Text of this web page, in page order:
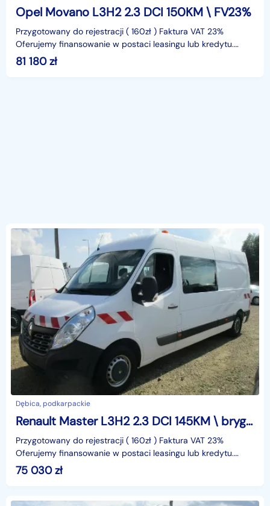
Opel Movano L3H2 2.3 DCI 150KM \ FV23%
Przygotowany do rejestracji ( 160zł ) Faktura VAT 23%
Oferujemy finansowanie w postaci leasingu lub kredytu.
Gwarantujemy za przebieg.identyfikator: AKL3KMJC
81 180zł
Dębica, podkarpackie
Renault Master L3H2 2.3 DCI 145KM \ brygadówka 7 osób \ FV23%
Przygotowany do rejestracji ( 160zł ) Faktura VAT 23%
Oferujemy finansowanie w postaci leasingu lub kredytu.
Gwarantujemy za przebieg.identyfikator: AKL3KMHF
75 030zł